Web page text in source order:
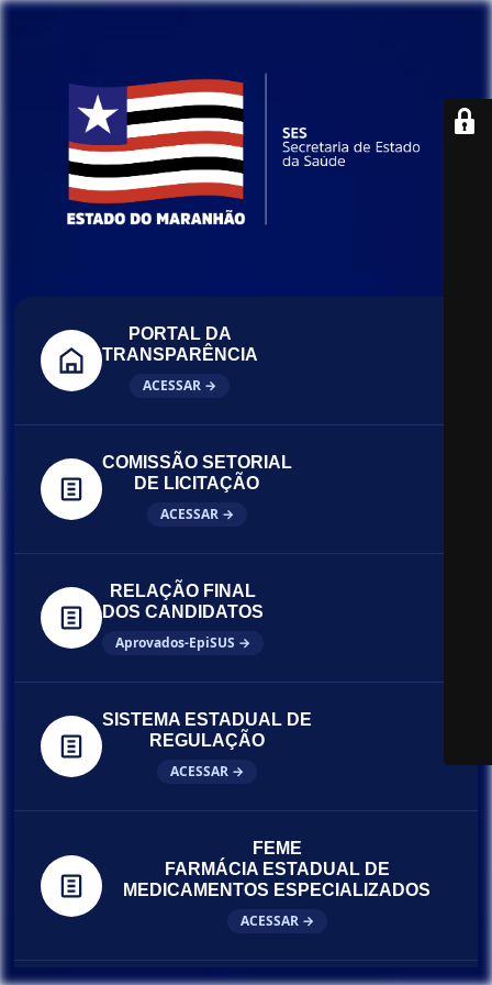
PORTAL DA
TRANSPARÊNCIA
ACESSAR →
COMISSÃO SETORIAL
DE LICITAÇÃO
ACESSAR →
RELAÇÃO FINAL
DOS CANDIDATOS
Aprovados-EpiSUS →
SISTEMA ESTADUAL DE
REGULAÇÃO
ACESSAR →
FEME
FARMÁCIA ESTADUAL DE
MEDICAMENTOS ESPECIALIZADOS
ACESSAR →